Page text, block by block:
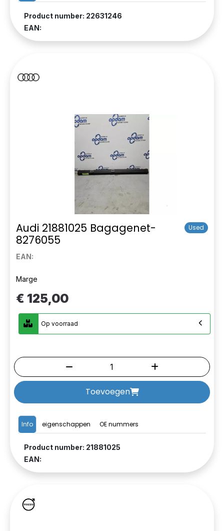
Product number: 22631246
EAN:
Audi 21881025 Bagagenet-
8276055
Used
EAN:
Info eigenschappen OE nummers
Product number: 21881025
EAN:
Marge
€ 125,00
Op voorraad
Toevoegen